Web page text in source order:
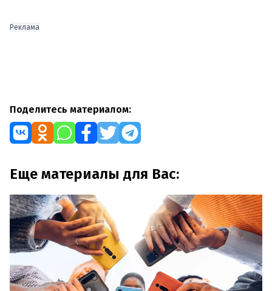
Реклама
Поделитесь материалом:
Еще материалы для Вас: